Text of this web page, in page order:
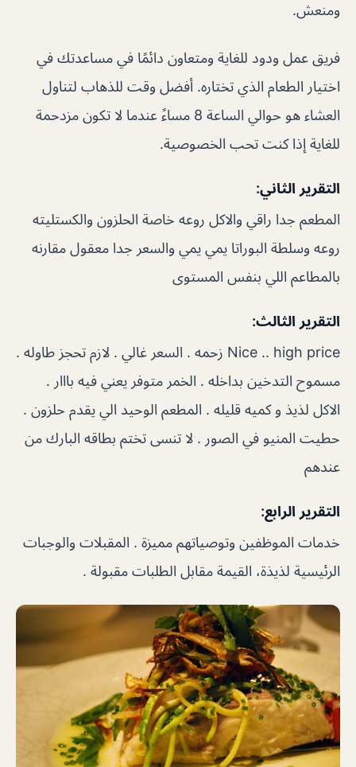
ومنعش.
فريق عمل ودود للغاية ومتعاون دائمًا في مساعدتك في
اختيار الطعام الذي تختاره. أفضل وقت للذهاب لتناول
العشاء هو حوالي الساعة 8 مساءً عندما لا تكون مزدحمة
للغاية إذا كنت تحب الخصوصية.
التقرير الثاني:
المطعم جدا راقي والاكل روعه خاصة الحلزون والكستليته
روعه وسلطة البوراتا يمي يمي والسعر جدا معقول مقارنه
بالمطاعم اللي بنفس المستوى
التقرير الثالث:
Nice .. high price زحمه . السعر غالي . لازم تحجز طاوله .
مسموح التدخين بداخله . الخمر متوفر يعني فيه بااار .
الاكل لذيذ و كميه قليله . المطعم الوحيد الي يقدم حلزون .
حطيت المنيو في الصور . لا تنسى تختم بطاقه البارك من
عندهم
التقرير الرابع:
خدمات الموظفين وتوصياتهم مميزة . المقبلات والوجبات
الرئيسية لذيذة، القيمة مقابل الطلبات مقبولة .